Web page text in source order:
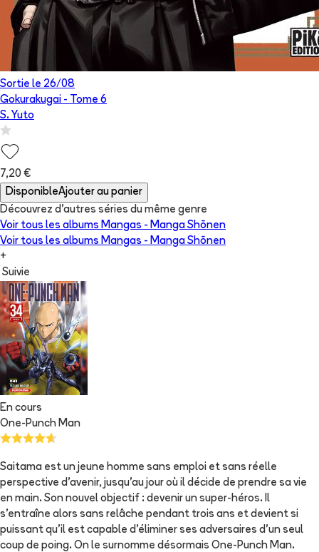
Sortie le 26/08
Gokurakugai - Tome 6
S. Yuto
7,20 €
DisponibleAjouter au panier
Découvrez d'autres séries du même genre
Voir tous les albums Mangas - Manga Shōnen
Voir tous les albums Mangas - Manga Shōnen
+
Suivie
En cours
One-Punch Man
Saitama est un jeune homme sans emploi et sans réelle
perspective d'avenir, jusqu'au jour où il décide de prendre sa vie
en main. Son nouvel objectif : devenir un super-héros. Il
s'entraîne alors sans relâche pendant trois ans et devient si
puissant qu'il est capable d'éliminer ses adversaires d'un seul
coup de poing. On le surnomme désormais One-Punch Man.